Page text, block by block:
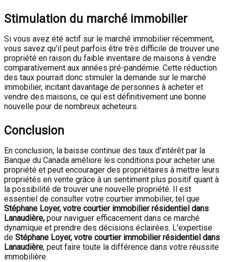
Stimulation du marché immobilier
Si vous avez été actif sur le marché immobilier récemment,
vous savez qu'il peut parfois être très difficile de trouver une
propriété en raison du faible inventaire de maisons à vendre
comparativement aux années pré-pandémie. Cette réduction
des taux pourrait donc stimuler la demande sur le marché
immobilier, incitant davantage de personnes à acheter et
vendre des maisons, ce qui est définitivement une bonne
nouvelle pour de nombreux acheteurs.
Conclusion
En conclusion, la baisse continue des taux d'intérêt par la
Banque du Canada améliore les conditions pour acheter une
propriété et peut encourager des propriétaires à mettre leurs
propriétés en vente grâce à un sentiment plus positif quant à
la possibilité de trouver une nouvelle propriété. Il est
essentiel de consulter votre courtier immobilier, tel que
Stéphane Loyer, votre courtier immobilier résidentiel dans
Lanaudière, pour naviguer efficacement dans ce marché
dynamique et prendre des décisions éclairées. L'expertise
de Stéphane Loyer, votre courtier immobilier résidentiel dans
Lanaudière, peut faire toute la différence dans votre réussite
immobilière.